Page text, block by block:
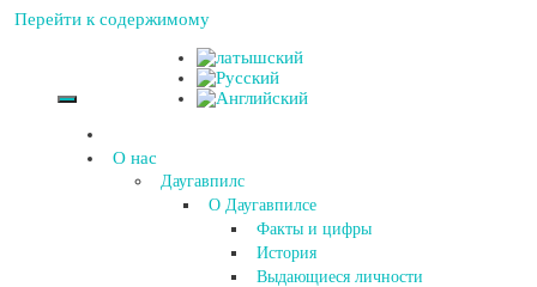
Перейти к содержимому
О нас
Даугавпилс
О Даугавпилсе
Факты и цифры
История
Выдающиеся личности